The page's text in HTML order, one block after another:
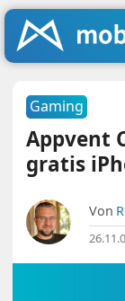
Gaming
Appvent
gratis
Von